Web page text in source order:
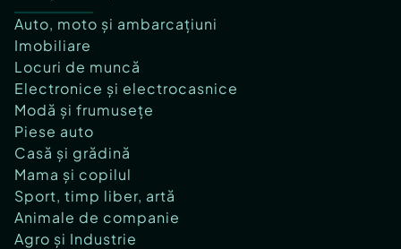
Auto, moto și ambarcațiuni
Imobiliare
Locuri de muncă
Electronice și electrocasnice
Modă și frumusețe
Piese auto
Casă și grădină
Mama și copilul
Sport, timp liber, artă
Animale de companie
Agro și Industrie